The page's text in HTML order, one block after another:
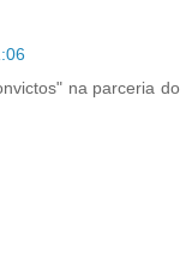
na parceria do